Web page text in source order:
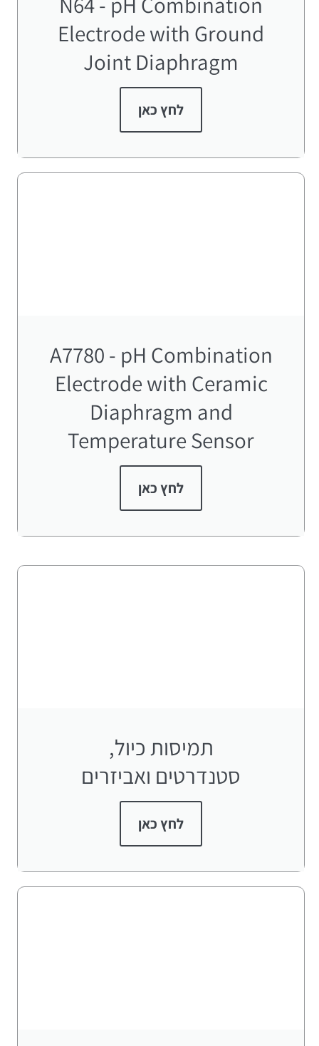
Electrode with Ground
Joint Diaphragm
לחץ כאן
A7780 - pH Combination
Electrode with Ceramic
Diaphragm and
Temperature Sensor
לחץ כאן
תמיסות כיול,
סטנדרטים ואביזרים
לחץ כאן